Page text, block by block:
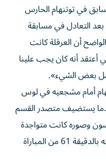
في توتنهام الحارس
التعادل في مسابقة
أن العرقلة كانت
أعتقد أنه كان يجب علينا
أمل بعض الشيء».
أمام مشجعيه في لوس
يستضيف متصدر القسم
وصوره كانت متواجدة
بين مشجعي الفريق لحظة مشاركته بالدقيقة 61 من المباراة